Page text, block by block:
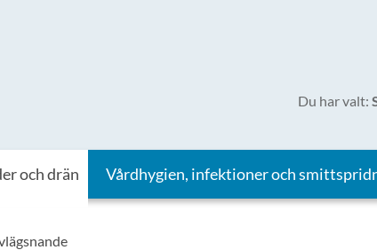
Du har valt:
och drän Vårdhygien, infektioner och